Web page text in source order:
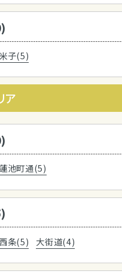
米子(5)
ア
池町通(5)
西条(5) 大街道(4)